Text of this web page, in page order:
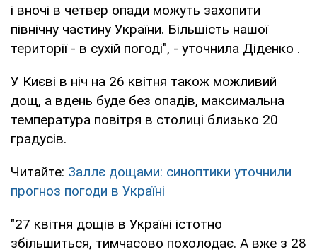
і вночі в четвер опади можуть захопити
північну частину України. Більшість нашої
території - в сухій погоді", - уточнила Діденко .
У Києві в ніч на 26 квітня також можливий
дощ, а вдень буде без опадів, максимальна
температура повітря в столиці близько 20
градусів.
Читайте: Заллє дощами: синоптики уточнили
прогноз погоди в Україні
"27 квітня дощів в Україні істотно
збільшиться, тимчасово похолодає. А вже з 28